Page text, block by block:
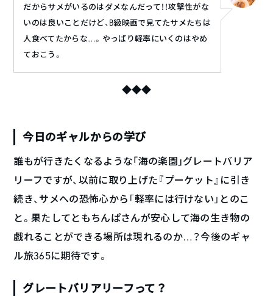
だからサメがいるのはダメなんだって！！攻撃性がな
いのは良いことだけど、B級映画で見てたサメたちは
人食べてたからな…。やっぱり軽率にいくのはやめ
ておこう。
◆◆◆
今日のギャルからの学び
誰もが行きたくなるような｢海の楽園｣グレートバリア
リーフですが、以前に取り上げた『プーケット』に引き
続き、サメへの恐怖心から「軽率には行けない」とのこ
と。果たしてともちんぱさんが安心して海の生き物の
戯れることができる場所は現れるのか…？今後のギャ
ル旅365に期待です。
グレートバリアリーフって？